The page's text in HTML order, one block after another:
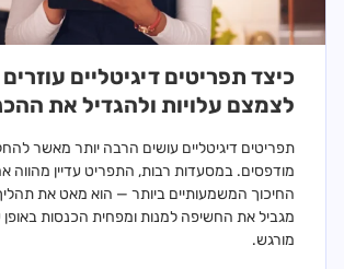
כיצד תפריטים דיגיטליים
לצמצם עלויות ולהגדיל את
תפריטים דיגיטליים עושים הרבה יותר מאשר
מודפסים. במסעדות רבות, התפריט עדיין מהווה
החיכוך המשמעותיים ביותר — הוא מאט את
מגביל את החשיפה למנות ומפחית הכנסות באופן
מורגש.